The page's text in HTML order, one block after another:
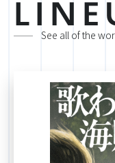
N E
See all of the